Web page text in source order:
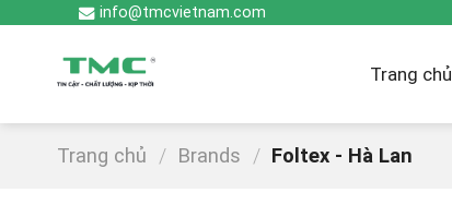
info@tmcvietnam.com
Trang chủ
Trang chủ / Brands / Foltex - Hà Lan